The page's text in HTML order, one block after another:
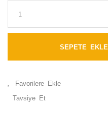
SEPETE EKLE
Tavsiye Et